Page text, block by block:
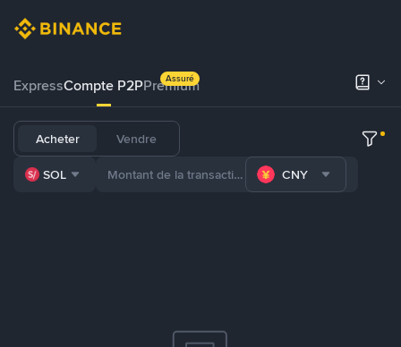
ExpressCompte P2PPremium
Assuré
Acheter Vendre
SOL CNY